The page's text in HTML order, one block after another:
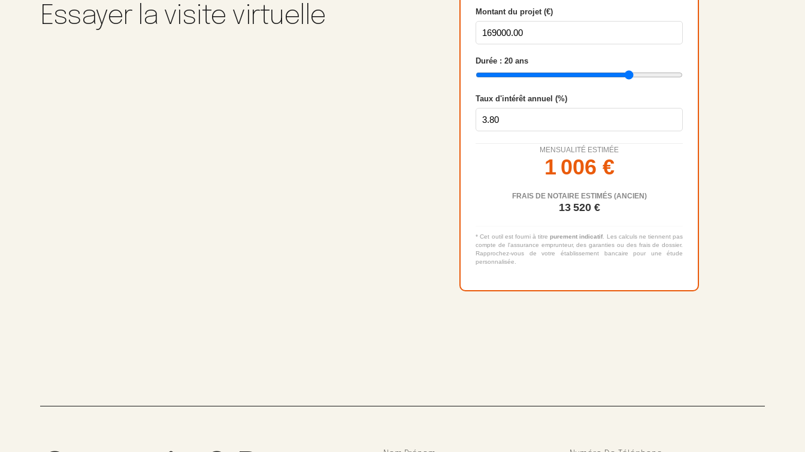
Essayer la visite virtuelle
Montant du projet (€)
Durée :20 ans
Taux d'intérêt annuel (%)
MENSUALITÉ ESTIMÉE
1 006 €
FRAIS DE NOTAIRE ESTIMÉS (ANCIEN)
13 520€
* Cet outil est fourni à titrepurement indicatif. Les calculs ne tiennent pas
compte de l'assurance emprunteur, des garanties ou des frais de dossier.
Rapprochez-vous de votre établissement bancaire pour une étude
personnalisée.